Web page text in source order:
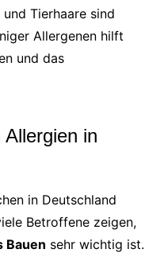
Tierhaare sind
Allergenen hilft
und das
in
in Deutschland
Betroffene zeigen,
Bauen sehr wichtig ist.